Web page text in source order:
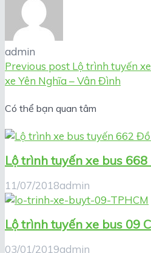
admin
Previous post Lộ trình tuyến
xe Yên Nghĩa – Vân Đình
Có thể bạn quan tâm
Lộ trình tuyến xe bus
11/07/2018admin
Lộ trình tuyến xe bus 09
03/01/2019admin